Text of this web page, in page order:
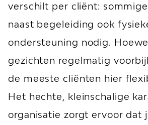
verschilt per cliënt:
naast begeleiding ook
ondersteuning nodig.
gezichten regelmatig
de meeste cliënten hier
Het hechte, kleinschalige
organisatie zorgt ervoor dat